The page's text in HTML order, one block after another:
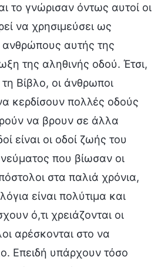
το γνώρισαν όντως αυτοί οι
να χρησιμεύσει ως
αυτής της
της αληθινής οδού. Έτσι,
Βίβλο, οι άνθρωποι
κερδίσουν πολλές οδούς
να βρουν σε άλλα
είναι οι οδοί ζωής του
που βίωσαν οι
στα παλιά χρόνια,
είναι πολύτιμα και
ό,τι χρειάζονται οι
αρέσκονται στο να
Επειδή υπάρχουν τόσο